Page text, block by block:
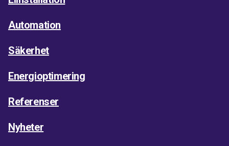
Automation
Säkerhet
Energioptimering
Referenser
Nyheter